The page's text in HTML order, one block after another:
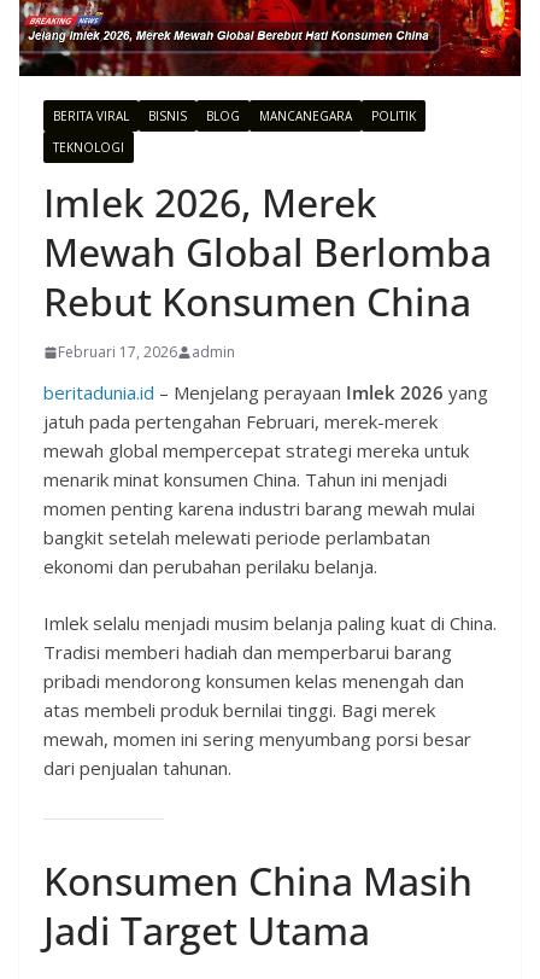
BERITA VIRAL BISNIS BLOG MANCANEGARA
POLITIK
TEKNOLOGI
Imlek 2026, Merek
Mewah Global Berlomba
Rebut Konsumen China
Februari 17, 2026 admin
beritadunia.id – Menjelang perayaan Imlek 2026 yang
jatuh pada pertengahan Februari, merek-merek
mewah global mempercepat strategi mereka untuk
menarik minat konsumen China. Tahun ini menjadi
momen penting karena industri barang mewah mulai
bangkit setelah melewati periode perlambatan
ekonomi dan perubahan perilaku belanja.
Imlek selalu menjadi musim belanja paling kuat di China.
Tradisi memberi hadiah dan memperbarui barang
pribadi mendorong konsumen kelas menengah dan
atas membeli produk bernilai tinggi. Bagi merek
mewah, momen ini sering menyumbang porsi besar
dari penjualan tahunan.
Konsumen China Masih
Jadi Target Utama